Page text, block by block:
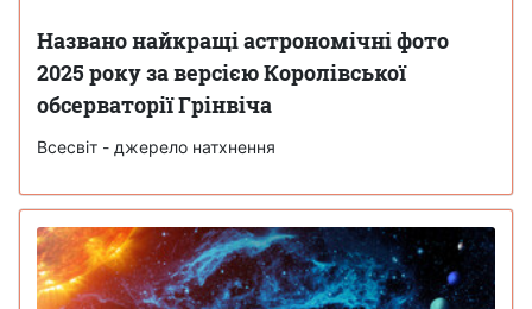
Названо найкращі астрономічні фото
2025 року за версією Королівської
обсерваторії Грінвіча
Всесвіт - джерело натхнення